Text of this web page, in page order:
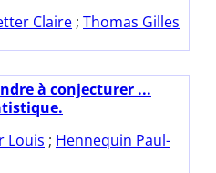
Claire ; Thomas Gilles
à conjecturer ...
Louis ; Hennequin Paul-